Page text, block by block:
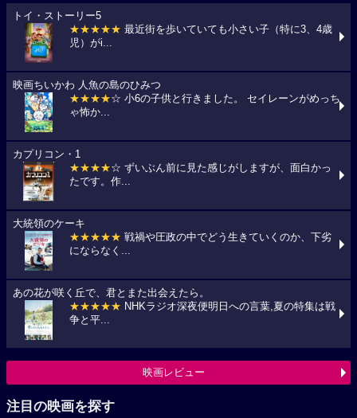
トイ・ストーリー5
★★★★★ 最近街を歩いていても小さい子（特に3、4歳
児）がi...
映画ちいかわ 人魚の島のひみつ
★★★★☆ 小6の子供と行きました。 セイレーンがめっち
ゃ怖か...
カプリコン・1
★★★★☆ ずいぶん前に見た感じがしますが、面白かっ
たです。作...
大統領のケーキ
★★★★★ 戦禍や圧政の中でどう生きていくのか、下劣
にならなく...
あの花が咲く丘で、君とまた出会えたら。
★★★★★ NHKラジオ深夜便明日への言葉,夏の特集は戦
争と平...
映画レビュー
注目の映画を探す